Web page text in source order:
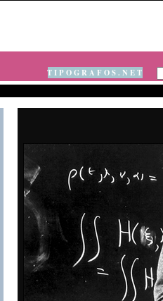
T I P O G R A F O S . N E T